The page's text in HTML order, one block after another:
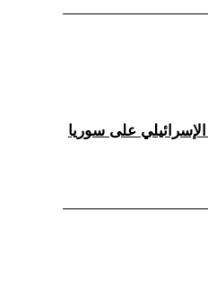
الإسرائيلي على سوريا